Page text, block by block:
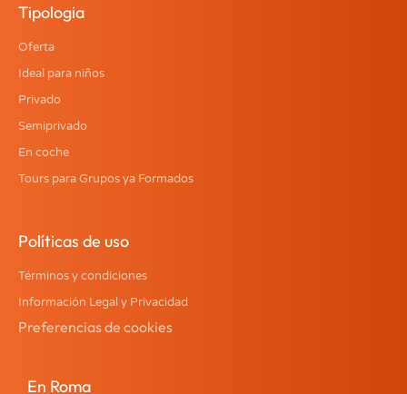
Tipologia
Oferta
Ideal para niños
Privado
Semiprivado
En coche
Tours para Grupos ya Formados
Políticas de uso
Términos y condiciones
Información Legal y Privacidad
Preferencias de cookies
En Roma